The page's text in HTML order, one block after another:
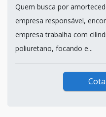
Quem busca por
empresa responsável,
empresa trabalha com
poliuretano, focando e...